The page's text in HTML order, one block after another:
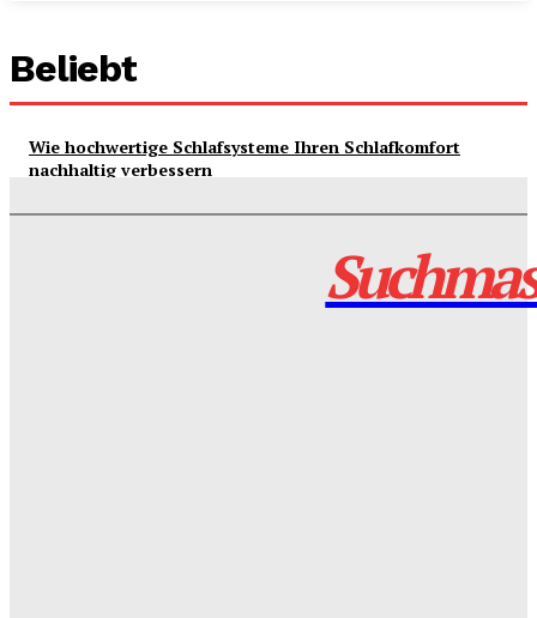
Beliebt
Wie hochwertige Schlafsysteme Ihren Schlafkomfort
nachhaltig verbessern
Wie eine logopädische Praxis Kindern mit
Alles über llpuywerxuzad249: Bedeutung, Anwendungen und